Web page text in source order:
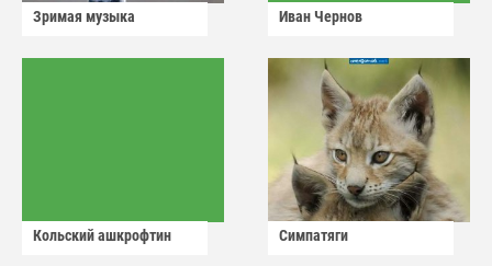
Зримая музыка Иван Чернов
Кольский ашкрофтин Симпатяги